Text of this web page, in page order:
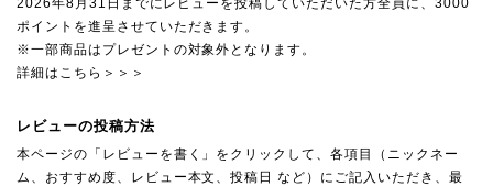
ポイントを進呈させていただきます。
※一部商品はプレゼントの対象外となります。
詳細はこちら＞＞＞
レビューの投稿方法
本ページの「レビューを書く」をクリックして、各項目（ニックネー
ム、おすすめ度、レビュー本文、投稿日 など）にご記入いただき、最